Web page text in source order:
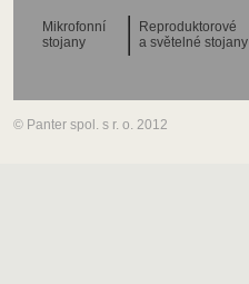
Mikrofonní
stojany
Reproduktorové
a světelné stojany
© Panter spol. s r. o. 2012